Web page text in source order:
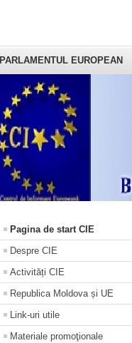
PARLAMENTUL EUROPEAN
Pagina de start CIE
Despre CIE
Activități CIE
Republica Moldova și UE
Link-uri utile
Materiale promoţionale